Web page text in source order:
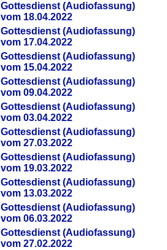
Gottesdienst (Audiofassung)
vom 18.04.2022
Gottesdienst (Audiofassung)
vom 17.04.2022
Gottesdienst (Audiofassung)
vom 15.04.2022
Gottesdienst (Audiofassung)
vom 09.04.2022
Gottesdienst (Audiofassung)
vom 03.04.2022
Gottesdienst (Audiofassung)
vom 27.03.2022
Gottesdienst (Audiofassung)
vom 19.03.2022
Gottesdienst (Audiofassung)
vom 13.03.2022
Gottesdienst (Audiofassung)
vom 06.03.2022
Gottesdienst (Audiofassung)
vom 27.02.2022